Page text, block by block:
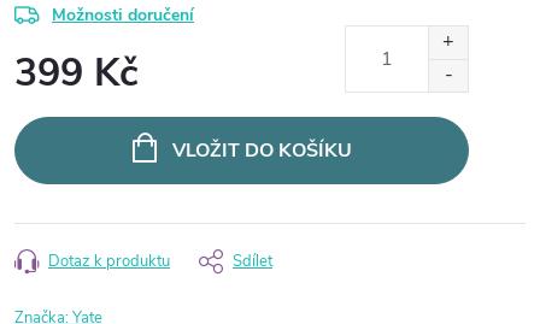
Možnosti doručení
399 Kč
cena:
VLOŽIT DO KOŠÍKU
Dotaz k produktu Sdílet
Značka:Yate